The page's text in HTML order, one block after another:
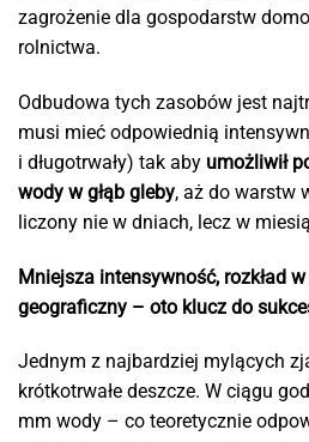
zagrożenie dla gospodarstw
rolnictwa.
Odbudowa tych zasobów jest
musi mieć odpowiednią
i długotrwały) tak aby umożliwił
wody w głąb gleby, aż do warstw
liczony nie w dniach, lecz w
Mniejsza intensywność, rozkład
geograficzny – oto klucz do
Jednym z najbardziej mylących
krótkotrwałe deszcze. W ciągu
mm wody – co teoretycznie